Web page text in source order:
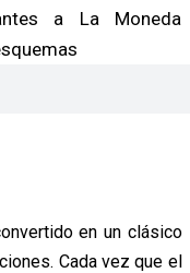
a La Moneda
en un clásico
Cada vez que el